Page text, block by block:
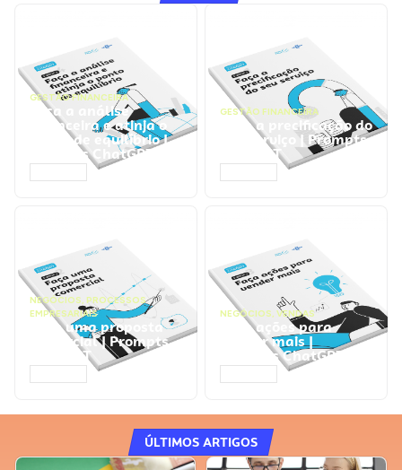
GESTÃO FINANCEIRA
Faça a análise
financeira e atinja o
ponto de equilíbrio |
Prompts ChatGPT
GESTÃO FINANCEIRA
Faça a precificação do
seu serviço | Prompts
ChatGPT
NEGÓCIOS, PROCESSOS
EMPRESARIAIS
Faça uma proposta
comercial | Prompts
ChatGPT
NEGÓCIOS, VENDAS
Faça ações para
vender mais |
Prompts ChatGPT
ÚLTIMOS ARTIGOS